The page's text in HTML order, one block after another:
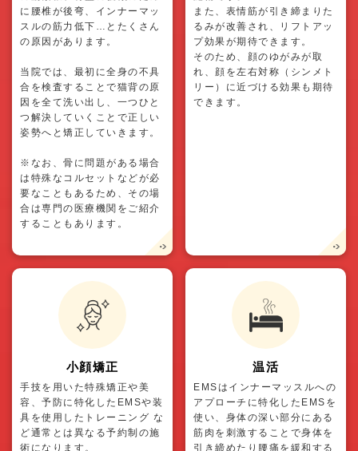
に腰椎が後弯、インナーマッ
スルの筋力低下…とたくさん
の原因があります。
当院では、最初に全身の不具
合を検査することで猫背の原
因を全て洗い出し、一つひと
つ解決していくことで正しい
姿勢へと矯正していきます。
※なお、骨に問題がある場合
は特殊なコルセットなどが必
要なこともあるため、その場
合は専門の医療機関をご紹介
することもあります。
また、表情筋が引き締まりた
るみが改善され、リフトアッ
プ効果が期待できます。
そのため、顔のゆがみが取
れ、顔を左右対称（シンメト
リー）に近づける効果も期待
できます。
小顔矯正
手技を用いた特殊矯正や美
容、予防に特化したEMSや装
具を使用したトレーニング な
ど通常とは異なる予約制の施
術になります。
温活
EMSはインナーマッスルへの
アプローチに特化したEMSを
使い、身体の深い部分にある
筋肉を刺激することで身体を
引き締めたり腰痛を緩和する